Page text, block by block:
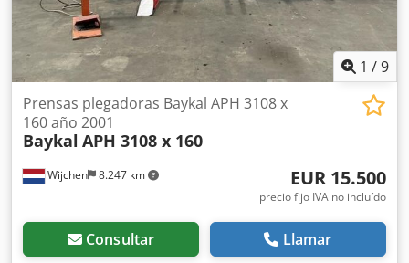
1 /9
Wijchen 8.247 km
Prensas plegadoras Baykal APH 3108 x
160 año 2001
Baykal APH 3108 x 160
EUR 15.500
precio fijo IVA no incluído
Consultar Llamar